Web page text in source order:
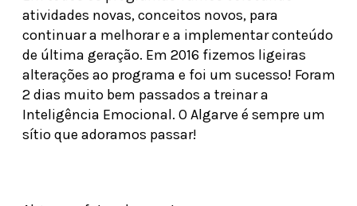
atividades novas, conceitos novos, para
continuar a melhorar e a implementar conteúdo
de última geração. Em 2016 fizemos ligeiras
alterações ao programa e foi um sucesso! Foram
2 dias muito bem passados a treinar a
Inteligência Emocional. O Algarve é sempre um
sítio que adoramos passar!